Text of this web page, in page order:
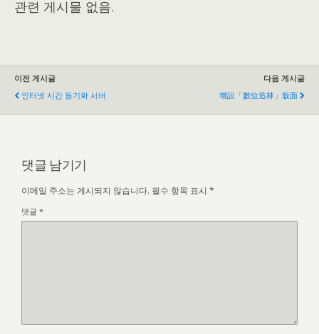
관련 게시물 없음.
이전 게시글
인터넷 시간 동기화 서버
다음 게시글
增設「數位造林」版面
댓글 남기기
이메일 주소는 게시되지 않습니다. 필수 항목 표시 *
댓글 *